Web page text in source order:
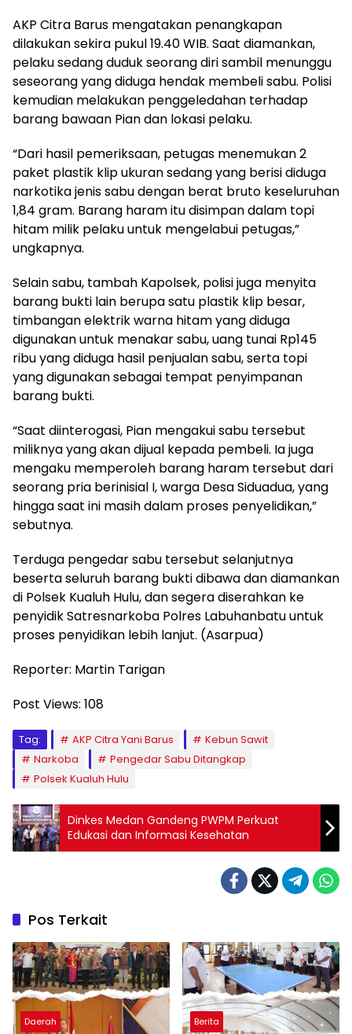
AKP Citra Barus mengatakan penangkapan
dilakukan sekira pukul 19.40 WIB. Saat diamankan,
pelaku sedang duduk seorang diri sambil menunggu
seseorang yang diduga hendak membeli sabu. Polisi
kemudian melakukan penggeledahan terhadap
barang bawaan Pian dan lokasi pelaku.
“Dari hasil pemeriksaan, petugas menemukan 2
paket plastik klip ukuran sedang yang berisi diduga
narkotika jenis sabu dengan berat bruto keseluruhan
1,84 gram. Barang haram itu disimpan dalam topi
hitam milik pelaku untuk mengelabui petugas,”
ungkapnya.
Selain sabu, tambah Kapolsek, polisi juga menyita
barang bukti lain berupa satu plastik klip besar,
timbangan elektrik warna hitam yang diduga
digunakan untuk menakar sabu, uang tunai Rp145
ribu yang diduga hasil penjualan sabu, serta topi
yang digunakan sebagai tempat penyimpanan
barang bukti.
“Saat diinterogasi, Pian mengakui sabu tersebut
miliknya yang akan dijual kepada pembeli. Ia juga
mengaku memperoleh barang haram tersebut dari
seorang pria berinisial I, warga Desa Siduadua, yang
hingga saat ini masih dalam proses penyelidikan,”
sebutnya.
Terduga pengedar sabu tersebut selanjutnya
beserta seluruh barang bukti dibawa dan diamankan
di Polsek Kualuh Hulu, dan segera diserahkan ke
penyidik Satresnarkoba Polres Labuhanbatu untuk
proses penyidikan lebih lanjut. (Asarpua)
Reporter: Martin Tarigan
Post Views: 108
Tag: AKP Citra Yani Barus
Kebun Sawit
Narkoba
Pengedar Sabu Ditangkap
Polsek Kualuh Hulu
Dinkes Medan Gandeng PWPM Perkuat
Edukasi dan Informasi Kesehatan
Pos Terkait
Daerah Berita